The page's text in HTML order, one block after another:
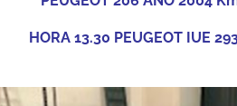
HORA 13.30 PEUGEOT IUE